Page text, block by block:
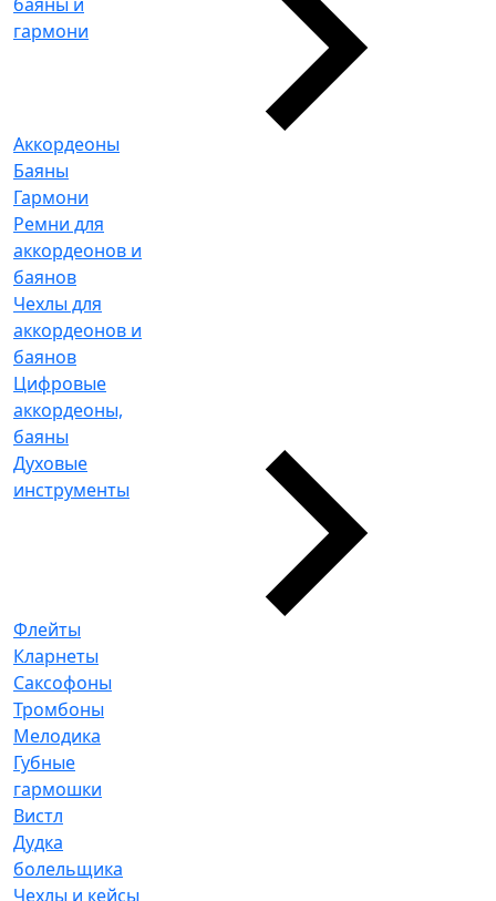
гармони
Аккордеоны
Баяны
Гармони
Ремни для
аккордеонов и
баянов
Чехлы для
аккордеонов и
баянов
Цифровые
аккордеоны,
баяны
Духовые
инструменты
Флейты
Кларнеты
Саксофоны
Тромбоны
Мелодика
Губные
гармошки
Вистл
Дудка
болельщика
Чехлы и кейсы